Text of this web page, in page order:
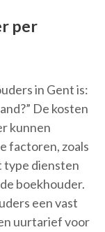
per
in Gent is:
De kosten
kunnen
factoren, zoals
type diensten
boekhouder.
een vast
uurtarief voor